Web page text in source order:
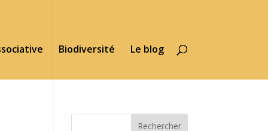
Biodiversité Le blog